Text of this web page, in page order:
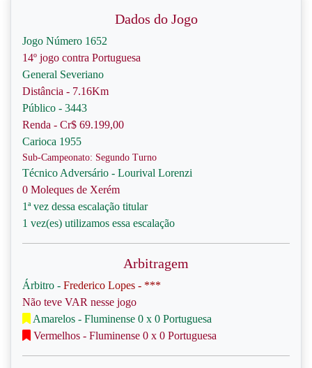
Dados do Jogo
Jogo Número 1652
14º jogo contra Portuguesa
General Severiano
Distância - 7.16Km
Público - 3443
Renda - Cr$ 69.199,00
Carioca 1955
Sub-Campeonato: Segundo Turno
Técnico Adversário - Lourival Lorenzi
0 Moleques de Xerém
1ª vez dessa escalação titular
1 vez(es) utilizamos essa escalação
Arbitragem
Árbitro - Frederico Lopes - ***
Não teve VAR nesse jogo
Amarelos - Fluminense 0 x 0 Portuguesa
Vermelhos - Fluminense 0 x 0 Portuguesa